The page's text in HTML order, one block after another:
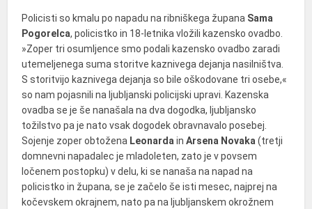
Policisti so kmalu po napadu na ribniškega župana Sama
Pogorelca, policistko in 18-letnika vložili kazensko ovadbo.
»Zoper tri osumljence smo podali kazensko ovadbo zaradi
utemeljenega suma storitve kaznivega dejanja nasilništva.
S storitvijo kaznivega dejanja so bile oškodovane tri osebe,«
so nam pojasnili na ljubljanski policijski upravi. Kazenska
ovadba se je še nanašala na dva dogodka, ljubljansko
tožilstvo pa je nato vsak dogodek obravnavalo posebej.
Sojenje zoper obtožena LeonardainArsena Novaka(tretji
domnevni napadalec je mladoleten, zato je v povsem
ločenem postopku) v delu, ki se nanaša na napad na
policistko in župana, se je začelo še isti mesec, najprej na
kočevskem okrajnem, nato pa na ljubljanskem okrožnem